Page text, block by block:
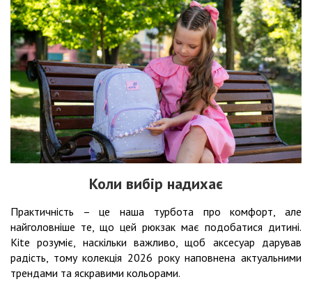
Коли вибір надихає
Практичність – це наша турбота про комфорт, але
найголовніше те, що цей рюкзак має подобатися дитині.
Kite розуміє, наскільки важливо, щоб аксесуар дарував
радість, тому колекція 2026 року наповнена актуальними
трендами та яскравими кольорами.